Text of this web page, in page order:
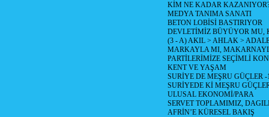
KİM NE KADAR
MEDYA TANIMA SANATI
BETON LOBİSİ BASTIRIYOR
DEVLETİMİZ BÜYÜYOR MU,
(3 - A) AKIL > AHLAK >
MARKAYLA MI,
PARTİLERİMİZE SEÇİMLİ
KENT VE YAŞAM
SURİYE DE MEŞRU GÜÇLER -
SURİYEDE Kİ MEŞRU
ULUSAL EKONOMİ/PARA
SERVET TOPLAMIMIZ,
AFRİN’E KÜRESEL BAKIŞ